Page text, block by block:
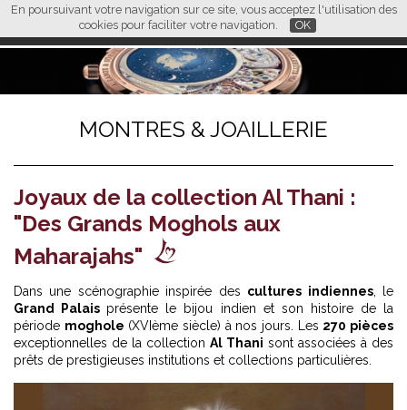
En poursuivant votre navigation sur ce site, vous acceptez l'utilisation des
cookies pour faciliter votre navigation.
OK
FR EN CN
L M
MONTRES & JOAILLERIE
Joyaux de la collection Al Thani :
"Des Grands Moghols aux
Maharajahs"
Dans une scénographie inspirée des cultures indiennes, le
Grand Palais présente le bijou indien et son histoire de la
période moghole (XVIème siècle) à nos jours. Les 270 pièces
exceptionnelles de la collection Al Thani sont associées à des
prêts de prestigieuses institutions et collections particulières.